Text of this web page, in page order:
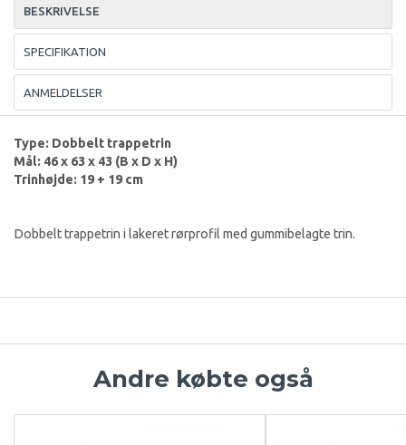
BESKRIVELSE
SPECIFIKATION
ANMELDELSER
Type: Dobbelt trappetrin
Mål: 46 x 63 x 43 (B x D x H)
Trinhøjde: 19 + 19 cm
Dobbelt trappetrin i lakeret rørprofil med gummibelagte trin.
Andre købte også